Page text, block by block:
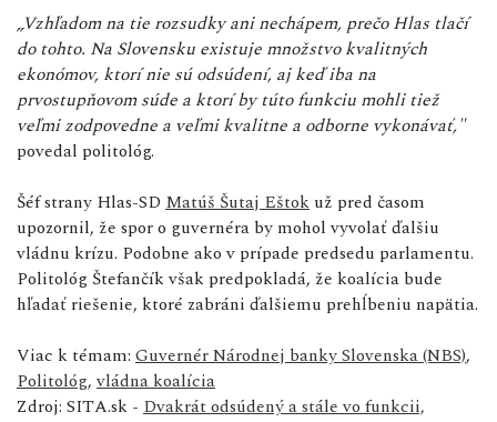
„Vzhľadom na tie rozsudky ani nechápem, prečo Hlas tlačí
do tohto. Na Slovensku existuje množstvo kvalitných
ekonómov, ktorí nie sú odsúdení, aj keď iba na
prvostupňovom súde a ktorí by túto funkciu mohli tiež
veľmi zodpovedne a veľmi kvalitne a odborne vykonávať,"
povedal politológ.
Šéf strany Hlas-SD Matúš Šutaj Eštok už pred časom
upozornil, že spor o guvernéra by mohol vyvolať ďalšiu
vládnu krízu. Podobne ako v prípade predsedu parlamentu.
Politológ Štefančík však predpokladá, že koalícia bude
hľadať riešenie, ktoré zabráni ďalšiemu prehĺbeniu napätia.
Viac k témam: Guvernér Národnej banky Slovenska (NBS),
Politológ,vládna koalícia
Zdroj: SITA.sk - Dvakrát odsúdený a stále vo funkcii,